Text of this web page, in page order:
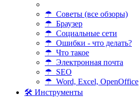
☂ Советы (все обзоры)
☂ Браузер
☂ Социальные сети
☂ Ошибки - что делать?
☂ Что такое
☂ Электронная почта
☂ SEO
☂ Word, Excel, OpenOffice
🛠 Инструменты